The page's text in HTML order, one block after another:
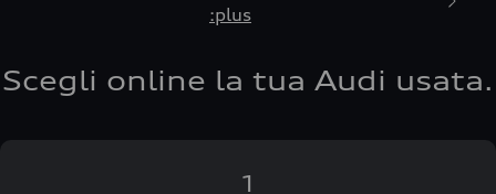
:plus
Scegli online la tua Audi usata.
1